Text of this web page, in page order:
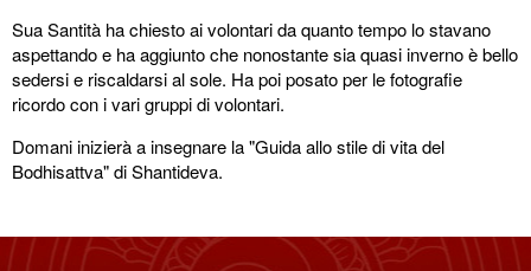
Sua Santità ha chiesto ai volontari da quanto tempo lo stavano
aspettando e ha aggiunto che nonostante sia quasi inverno è bello
sedersi e riscaldarsi al sole. Ha poi posato per le fotografie
ricordo con i vari gruppi di volontari.
Domani inizierà a insegnare la "Guida allo stile di vita del
Bodhisattva" di Shantideva.